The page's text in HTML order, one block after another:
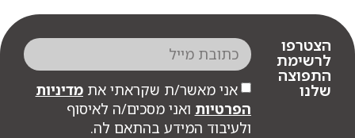
אני מאשר/ת שקראתי אתמדיניות
ואני מסכים/ה לאיסוף
ולעיבוד המידע בהתאם לה.